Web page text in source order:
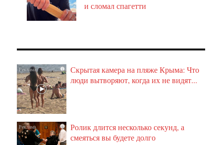
и сломал спагетти
i
Скрытая камера на пляже Крыма: Что
люди вытворяют, когда их не видят...
i
Ролик длится несколько секунд, а
смеяться вы будете долго